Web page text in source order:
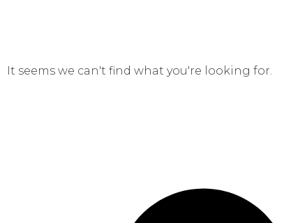
It seems we can't find what you're looking for.